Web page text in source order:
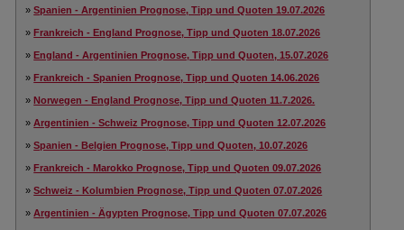
»Spanien - Argentinien Prognose, Tipp und Quoten 19.07.2026
»Frankreich - England Prognose, Tipp und Quoten 18.07.2026
»England - Argentinien Prognose, Tipp und Quoten, 15.07.2026
»Frankreich - Spanien Prognose, Tipp und Quoten 14.06.2026
»Norwegen - England Prognose, Tipp und Quoten 11.7.2026.
»Argentinien - Schweiz Prognose, Tipp und Quoten 12.07.2026
»Spanien - Belgien Prognose, Tipp und Quoten, 10.07.2026
»Frankreich - Marokko Prognose, Tipp und Quoten 09.07.2026
»Schweiz - Kolumbien Prognose, Tipp und Quoten 07.07.2026
»Argentinien - Ägypten Prognose, Tipp und Quoten 07.07.2026